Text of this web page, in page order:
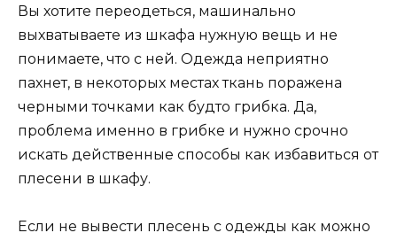
Вы хотите переодеться, машинально
выхватываете из шкафа нужную вещь и не
понимаете, что с ней. Одежда неприятно
пахнет, в некоторых местах ткань поражена
черными точками как будто грибка. Да,
проблема именно в грибке и нужно срочно
искать действенные способы как избавиться от
плесени в шкафу.
Если не вывести плесень с одежды как можно